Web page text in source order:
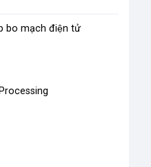
bo mạch điện tử